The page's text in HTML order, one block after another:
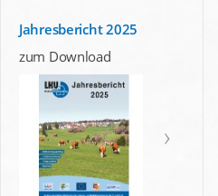
Jahresbericht 2025
zum Download